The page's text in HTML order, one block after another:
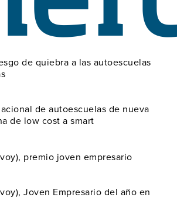
de quiebra a las autoescuelas
de autoescuelas de nueva
de low cost a smart
premio joven empresario
Joven Empresario del año en